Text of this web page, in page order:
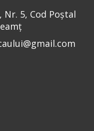
Nr. 5, Cod Poștal